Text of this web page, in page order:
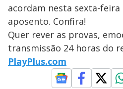
a
y
V
s o
s
M
u
o
acordam nesta sexta-feira
aposento. Confira!
Quer rever as provas,
transmissão 24 horas do
PlayPlus.com